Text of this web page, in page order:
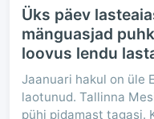
Üks päev
mänguasjad
loovus lendu
Jaanuari hakul on üle
laotunud. Tallinna
pühi pidamast tagasi.